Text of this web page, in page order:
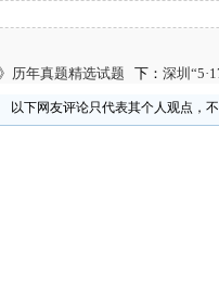
历年真题精选试题 下： 深圳
以下网友评论只代表其个人观点，